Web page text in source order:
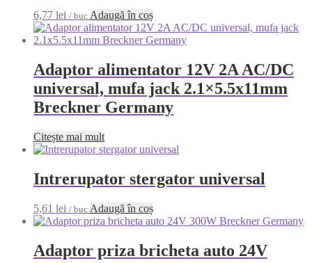
6,77 lei / buc Adaugă în coș
Adaptor alimentator 12V 2A AC/DC
universal, mufa jack 2.1×5.5x11mm
Breckner Germany
Citește mai mult
Intrerupator stergator universal
5,61 lei / buc Adaugă în coș
Adaptor priza bricheta auto 24V